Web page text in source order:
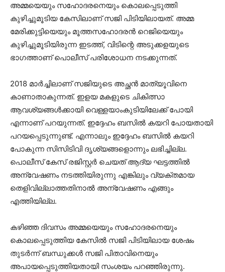
അമ്മയെയും സഹോദരനെയും കൊലപ്പെടുത്തി
കുഴിച്ചുമൂടിയ കേസിലാണ് സജി പിടിയിലായത്. അമ്മ
മേരിക്കുട്ടിയെയും മൂത്തസഹോദരന്‍ റെജിയെയും
കുഴിച്ചുമൂടിയിരുന്ന ഇടത്ത്, വിടിന്റെ അടുക്കളയുടെ
ഭാഗത്താണ് പൊലീസ് പരിശോധന നടക്കുന്നത്.
2018 മാര്‍ച്ചിലാണ് സജിയുടെ അച്ഛന്‍ മാത്യൂവിനെ
കാണാതാകുന്നത്. ഇളയ മകളുടെ ചികിത്സാ
ആവശ്യങ്ങള്‍ക്കായി വെള്ളയാംകുടിയിലേക്ക് പോയി
എന്നാണ് പറയുന്നത്. ഇദ്ദേഹം ബസില്‍ കയറി പോയതായി
പറയപ്പെടുന്നുണ്ട്. എന്നാലും ഇദ്ദേഹം ബസില്‍ കയറി
പോകുന്ന സിസിടിവി ദൃശ്യങ്ങളൊന്നും ലഭിച്ചില്ല.
പൊലീസ് കേസ് രജിസ്റ്റര്‍ ചെയത് ആദ്യ ഘട്ടത്തില്‍
അന്വേഷണം നടത്തിയിരുന്നു എങ്കിലും വ്യക്തമായ
തെളിവില്ലാത്തതിനാല്‍ അന്വേഷണം എങ്ങും
എത്തിയില്ല.
കഴിഞ്ഞ ദിവസം അമ്മയെയും സഹോദരനെയും
കൊലപ്പെടുത്തിയ കേസില്‍ സജി പിടിയിലായ ശേഷം
തുടര്‍ന്ന് ബന്ധുക്കള്‍ സജി പിതാവിനെയും
അപായപ്പെടുത്തിയതായി സംശയം പറഞ്ഞിരുന്നു.